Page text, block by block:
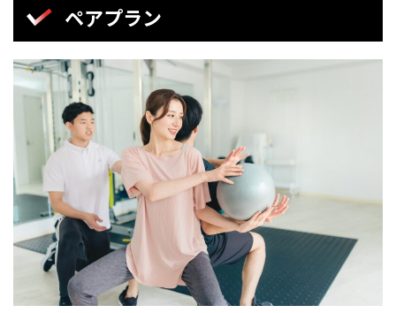
ペアプラン